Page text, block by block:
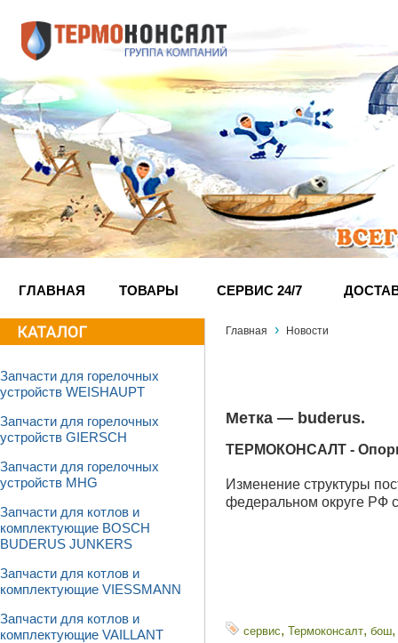
ГЛАВНАЯ ТОВАРЫ СЕРВИС 24/7
Запчасти для горелочных
устройств WEISHAUPT
Запчасти для горелочных
устройств GIERSCH
Запчасти для горелочных
устройств MHG
Запчасти для котлов и
комплектующие BOSCH
BUDERUS JUNKERS
Запчасти для котлов и
комплектующие VIESSMANN
Запчасти для котлов и
комплектующие VAILLANT
Главная › Новости
Метка — buderus.
ТЕРМОКОНСАЛТ -
Изменение структуры
федеральном округе РФ
сервис, Термоконсалт, бош,